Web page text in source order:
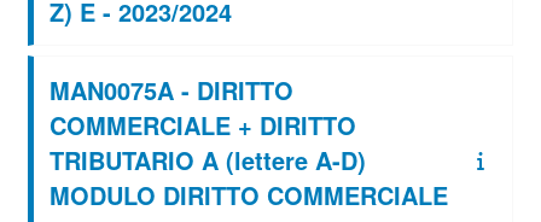
Z) E - 2023/2024
MAN0075A - DIRITTO
COMMERCIALE + DIRITTO
TRIBUTARIO A (lettere A-D)
MODULO DIRITTO COMMERCIALE